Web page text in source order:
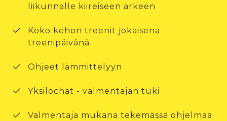
liikunnalle kiireiseen arkeen
Koko kehon treenit jokaisena
treenipäivänä
Ohjeet lämmittelyyn
Yksilöchat - valmentajan tuki
Valmentaja mukana tekemässä ohjelmaa